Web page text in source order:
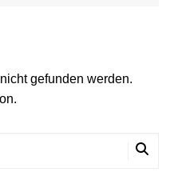
gefunden werden.